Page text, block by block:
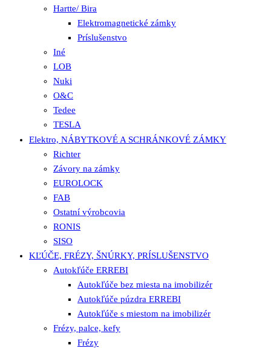
Hartte/ Bira
Elektromagnetické zámky
Príslušenstvo
Iné
LOB
Nuki
O&C
Tedee
TESLA
Elektro, NÁBYTKOVÉ A SCHRÁNKOVÉ ZÁMKY
Richter
Závory na zámky
EUROLOCK
FAB
Ostatní výrobcovia
RONIS
SISO
KĽÚČE, FRÉZY, ŠNÚRKY, PRÍSLUŠENSTVO
Autokľúče ERREBI
Autokľúče bez miesta na imobilizér
Autokľúče púzdra ERREBI
Autokľúče s miestom na imobilizér
Frézy, palce, kefy
Frézy